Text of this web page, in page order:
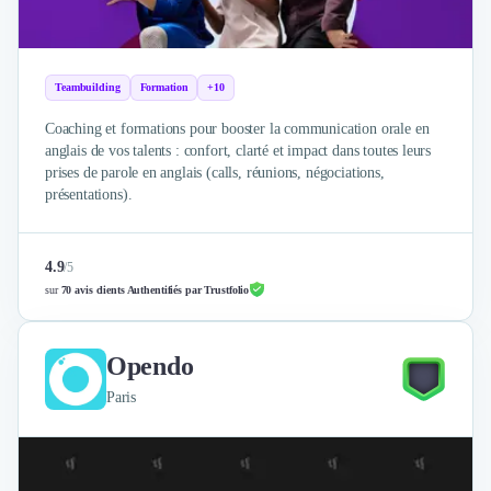
Communication
Influence Marketing
Veille commerciale
Photographie
Études Marketing
SMS Marketing
Email Marketing
Data Marketing
Logiciel Marketing
Assurance
Expertise Comptable
Droit des Affaires
Teambuilding Formation +10
Coaching et formations pour booster la communication orale en
anglais de vos talents : confort, clarté et impact dans toutes leurs
prises de parole en anglais (calls, réunions, négociations,
présentations).
4.9/5
sur70 avis clients Authentifiés par Trustfolio
Opendo
Paris